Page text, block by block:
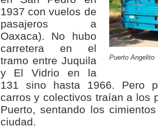
Puerto Angelito
1937 con vuelos de
pasajeros a
Oaxaca). No hubo
carretera en el
tramo entre Juquila
y El Vidrio en la
131 sino hasta 1966. Pero
carros y colectivos traían a los
Puerto, sentando los
ciudad.